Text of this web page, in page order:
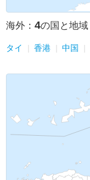
海外： 4の国と地域
タイ 香港 中国